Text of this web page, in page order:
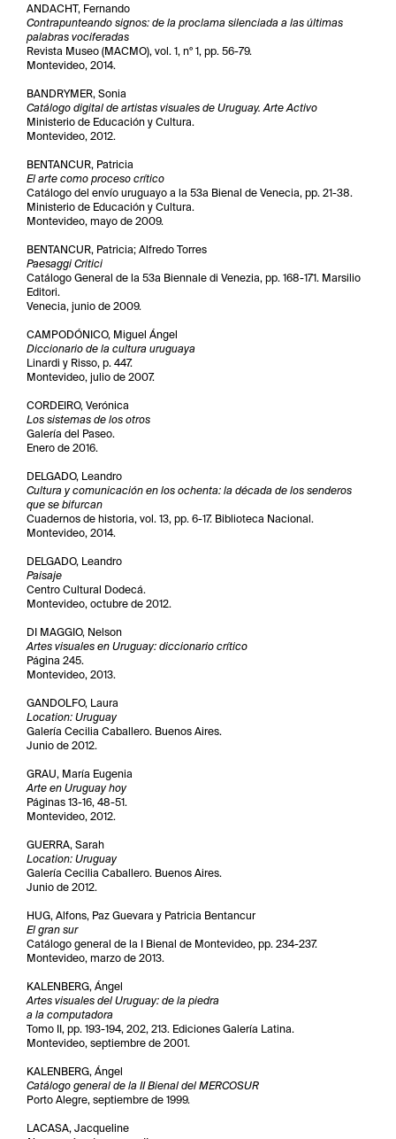
ANDACHT, Fernando
Contrapunteando signos: de la proclama silenciada a las últimas
palabras vociferadas
Revista Museo (MACMO), vol. 1, nº 1, pp. 56-79.
Montevideo, 2014.
BANDRYMER, Sonia
Catálogo digital de artistas visuales de Uruguay. Arte Activo
Ministerio de Educación y Cultura.
Montevideo, 2012.
BENTANCUR, Patricia
El arte como proceso crítico
Catálogo del envío uruguayo a la 53a Bienal de Venecia, pp. 21-38.
Ministerio de Educación y Cultura.
Montevideo, mayo de 2009.
BENTANCUR, Patricia; Alfredo Torres
Paesaggi Critici
Catálogo General de la 53a Biennale di Venezia, pp. 168-171. Marsilio
Editori.
Venecia, junio de 2009.
CAMPODÓNICO, Miguel Ángel
Diccionario de la cultura uruguaya
Linardi y Risso, p. 447.
Montevideo, julio de 2007.
CORDEIRO, Verónica
Los sistemas de los otros
Galería del Paseo.
Enero de 2016.
DELGADO, Leandro
Cultura y comunicación en los ochenta: la década de los senderos
que se bifurcan
Cuadernos de historia, vol. 13, pp. 6-17. Biblioteca Nacional.
Montevideo, 2014.
DELGADO, Leandro
Paisaje
Centro Cultural Dodecá.
Montevideo, octubre de 2012.
DI MAGGIO, Nelson
Artes visuales en Uruguay: diccionario crítico
Página 245.
Montevideo, 2013.
GANDOLFO, Laura
Location: Uruguay
Galería Cecilia Caballero. Buenos Aires.
Junio de 2012.
GRAU, María Eugenia
Arte en Uruguay hoy
Páginas 13-16, 48-51.
Montevideo, 2012.
GUERRA, Sarah
Location: Uruguay
Galería Cecilia Caballero. Buenos Aires.
Junio de 2012.
HUG, Alfons, Paz Guevara y Patricia Bentancur
El gran sur
Catálogo general de la I Bienal de Montevideo, pp. 234-237.
Montevideo, marzo de 2013.
KALENBERG, Ángel
Artes visuales del Uruguay: de la piedra
a la computadora
Tomo II, pp. 193-194, 202, 213. Ediciones Galería Latina.
Montevideo, septiembre de 2001.
KALENBERG, Ángel
Catálogo general de la II Bienal del MERCOSUR
Porto Alegre, septiembre de 1999.
LACASA, Jacqueline